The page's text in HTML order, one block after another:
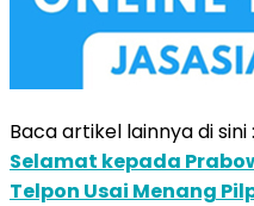
Baca artikel lainnya di sini :
Selamat kepada
Telpon Usai Menang